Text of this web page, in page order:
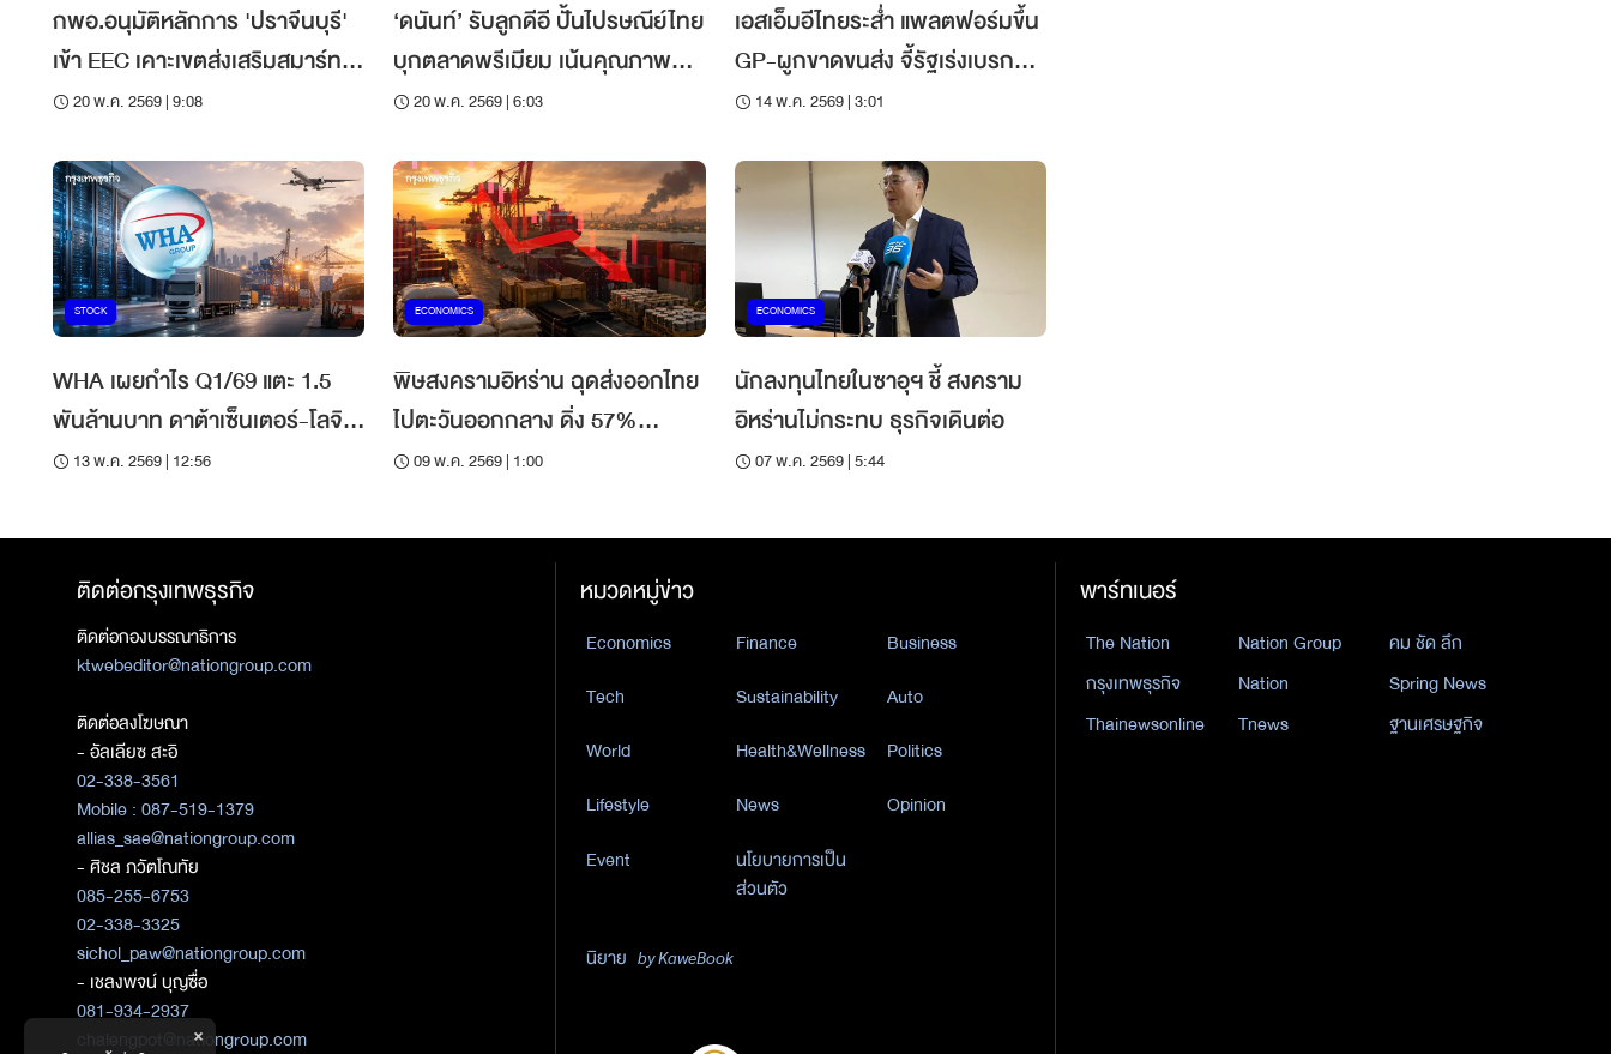
กพอ.อนุมัติหลักการ 'ปราจีนบุรี'
เข้า EEC เคาะเขตส่งเสริมสมาร์ท
โลจิสติกส์ ฉะเชิงเทรา
20 พ.ค. 2569 | 9:08
‘ดนันท์’ รับลูกดีอี ปั้นไปรษณีย์ไทย
บุกตลาดพรีเมียม เน้นคุณภาพ
มากกว่าแข่งราคา
20 พ.ค. 2569 | 6:03
เอสเอ็มอีไทยระส่ำ แพลตฟอร์มขึ้น
GP-ผูกขาดขนส่ง จี้รัฐเร่งเบรก
อำนาจเหนือตลาด
14 พ.ค. 2569 | 3:01
STOCK
WHA เผยกำไร Q1/69 แตะ 1.5
พันล้านบาท ดาต้าเซ็นเตอร์-โลจิ
สติกส์ หนุนธุรกิจโตต่อ
13 พ.ค. 2569 | 12:56
ECONOMICS
พิษสงครามอิหร่าน ฉุดส่งออกไทย
ไปตะวันออกกลาง ดิ่ง 57%
พาณิชย์เร่งหาตลาดใหม่พยุงส่ง
09 พ.ค. 2569 | 1:00
ECONOMICS
นักลงทุนไทยในซาอุฯ ชี้ สงคราม
อิหร่านไม่กระทบ ธุรกิจเดินต่อ
07 พ.ค. 2569 | 5:44
ติดต่อกรุงเทพธุรกิจ
ติดต่อกองบรรณาธิการ
ktwebeditor@nationgroup.com
ติดต่อลงโฆษณา
- อัลเลียซ สะอิ
02-338-3561
Mobile : 087-519-1379
allias_sae@nationgroup.com
- ศิชล ภวัตโณทัย
085-255-6753
02-338-3325
sichol_paw@nationgroup.com
- เชลงพจน์ บุญซื่อ
081-934-2937
chalengpot@nationgroup.com
หมวดหมู่ข่าว
Economics Finance
Business
Tech
Sustainability
Auto
World
Health&Wellness
Politics
Lifestyle
News
Opinion
Event
นโยบายการเป็น
ส่วนตัว
นิยาย by KaweBook
พาร์ทเนอร์
The Nation Nation Group
คม ชัด ลึก
กรุงเทพธุรกิจ
Nation
Spring News
Thainewsonline
Tnews ฐานเศรษฐกิจ
×